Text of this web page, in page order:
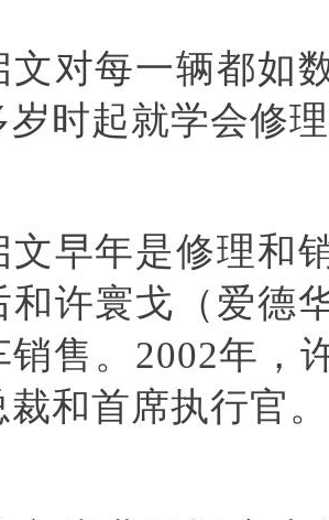
文对每一辆都如
岁时起就学会修
文早年是修理和
和许寰戈（爱德
销售。2002年，
裁和首席执行官。